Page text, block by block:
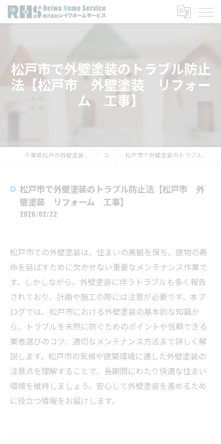
松戸市で外壁塗装のトラブル防止
法【松戸市 外壁塗装 リフォー
ム 工事】
コラム 松戸市で外壁塗装のトラブル防止法【松戸市 外壁塗装 リフォーム 工事】
松戸市で外壁塗装のトラブル防止法【松戸市 外
壁塗装 リフォーム 工事】
2026/02/22
松戸市での外壁塗装は、住まいの美観を保ち、建物の寿
命を延ばすために欠かせない重要なメンテナンス作業で
す。しかしながら、外壁塗装に伴うトラブルも多く報告
されており、計画や施工の際には注意が必要です。本ブ
ログでは、松戸市における外壁塗装の基本的な知識か
ら、トラブルを未然に防ぐためのポイントや信頼できる
業者選びのコツ、適切なメンテナンス方法まで詳しく解
説します。松戸市の気候や建築環境に適した外壁塗装の
注意点を理解することで、長期間にわたり快適な住まい
環境を維持しましょう。安心して外壁塗装を進めるため
に役立つ情報をお届けします。